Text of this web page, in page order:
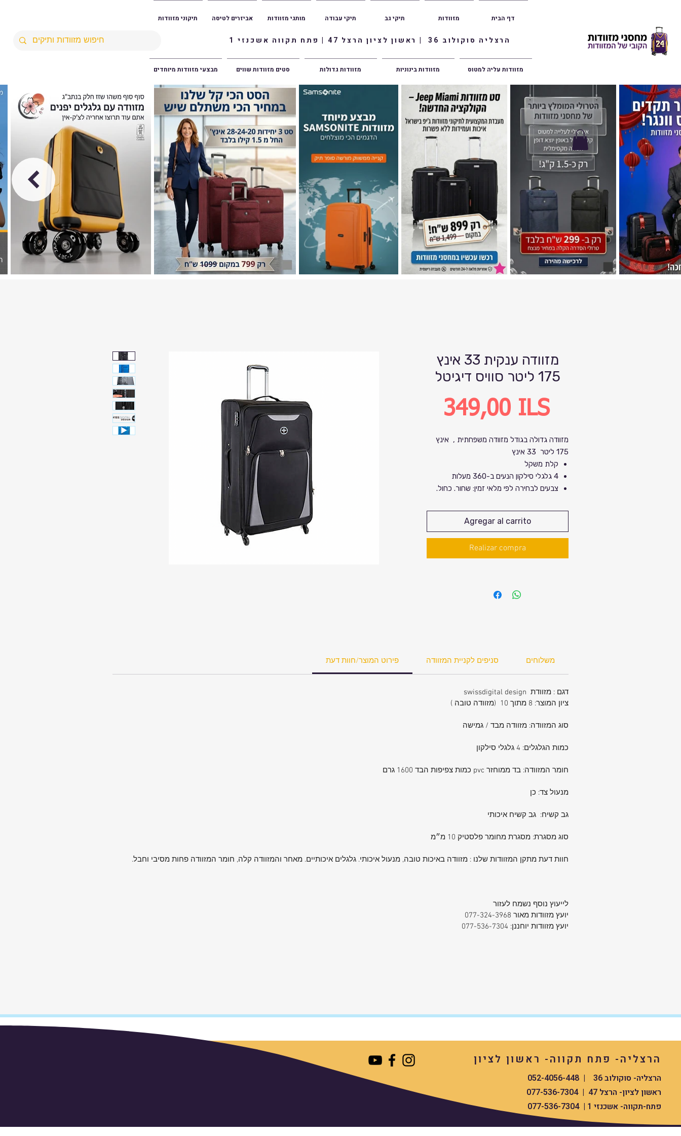
הרצליה סוקולוב 36 | ראשון לציון הרצל 47 | פתח תקווה אשכנזי 1
תיקוני מזוודות אביזרים לטיסה מותגי מזוודות תיקי עבודה תיקי גב מזוודות דף הבית
מבצעי מזוודות מיוחדים סטים מזוודות שווים מזוודות גדולות מזוודות בינוניות מזוודות עליה למטוס
מזוודה ענקית 33 אינץ
175 ליטר סוויס דיגיטל
349,00 ILSPrecio
מזוודה גדולה בגודל מזוודה משפחתית , אינץ
175 ליטר 33 אינץ
קלת משקל
4 גלגלי סילקון הנעים ב-360 מעלות
צבעים לבחירה לפי מלאי זמין: שחור. כחול.
מידות: גובה 85 ס"מ, רוחב 51 ס"מ, עומק
מותג מקורי swissdigital design עם
מספר רשום בישראל ואחריות לשנה.
Agregar al carrito
Realizar compra
פירוט המוצר/חוות דעת סניפים לקניית המזוודה משלוחים
דגם : מזוודת swissdigital design
ציון המוצר: 8 מתוך 10 (מזוודה טובה )
סוג המזוודה: מזוודה מבד / גמישה
כמות הגלגלים: 4 גלגלי סילקון
חומר המזוודה: בד ממוחזר pvc כמות צפיפות הבד 1600 גרם
מנעול צד: כן
גב קשיח: גב קשיח איכותי
סוג מסגרת: מסגרת מחומר פלסטיק 10 מ״מ
חוות דעת מתקן המזוודות שלנו : מזוודה באיכות טובה, מנעול איכותי. גלגלים איכותיים. מאחר והמזוודה קלה, חומר המזוודה פחות מסיבי וחבל.
לייעוץ נוסף נשמח לעזור
יועץ מזוודות מאור 077-324-3968
יועץ מזוודות יוחננן: 077-536-7304
הרצליה- פתח תקווה- ראשון לציון
הרצליה- סוקולוב 36 | 052-4056-448
ראשון לציון- הרצל 47 | 077-536-7304
פתח-תקווה- אשכנזי 1 | 077-536-7304